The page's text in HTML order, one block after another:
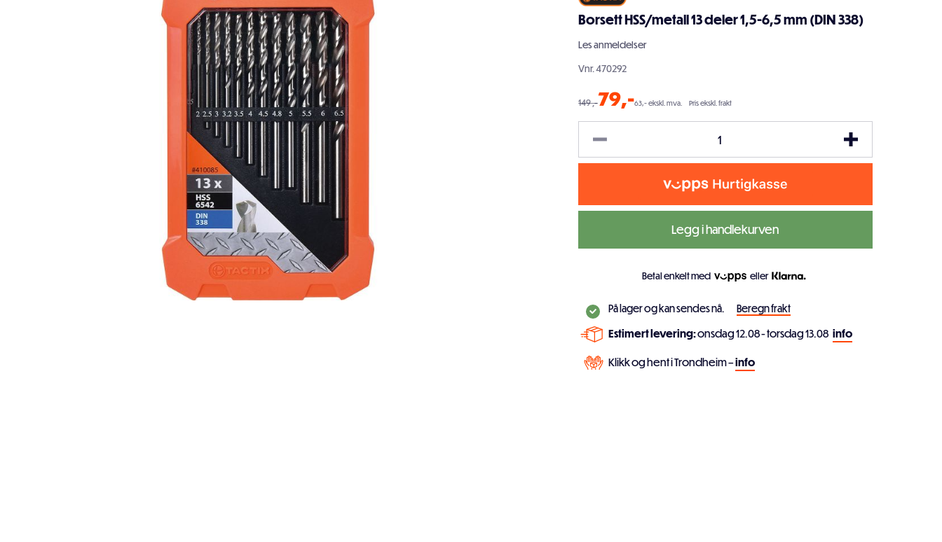
Borsett HSS/metall 13 deler 1,5-6,5 mm (DIN 338)
Lesanmeldelser
Vnr.470292
149,-79,-63,- ekskl. mva. Pris ekskl. frakt
Legg i handlekurven
Betal enkelt med eller
På lager og kan sendes nå.
Beregn frakt
Estimert levering:onsdag 12.08 - torsdag 13.08 info
Klikk og hent i Trondheim –info